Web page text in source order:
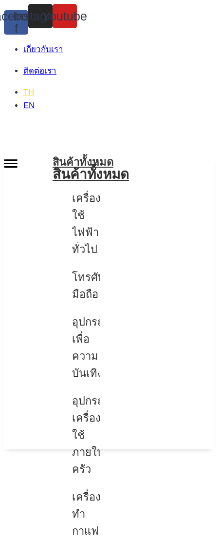
Skip
to
content
f
Instagram
Youtube
เกี่ยวกับเรา
ติดต่อเรา
TH
EN
สินค้าทั้งหมด
สินค้าทั้งหมด
เครื่อง
ใช้
ไฟฟ้า
ทั่วไป
โทรศัพท์
มือถือ
อุปกรณ์
เพื่อ
ความ
บันเทิง
อุปกรณ์
เครื่อง
ใช้
ภายใน
ครัว
เครื่อง
ทำ
กาแฟ